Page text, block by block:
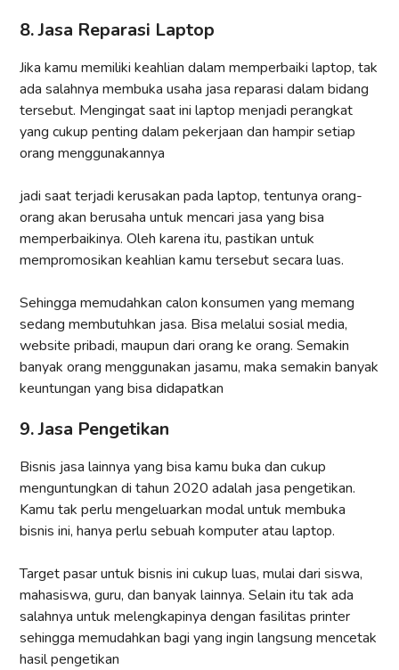
8. Jasa Reparasi Laptop
Jika kamu memiliki keahlian dalam memperbaiki laptop, tak
ada salahnya membuka usaha jasa reparasi dalam bidang
tersebut. Mengingat saat ini laptop menjadi perangkat
yang cukup penting dalam pekerjaan dan hampir setiap
orang menggunakannya
jadi saat terjadi kerusakan pada laptop, tentunya orang-
orang akan berusaha untuk mencari jasa yang bisa
memperbaikinya. Oleh karena itu, pastikan untuk
mempromosikan keahlian kamu tersebut secara luas.
Sehingga memudahkan calon konsumen yang memang
sedang membutuhkan jasa. Bisa melalui sosial media,
website pribadi, maupun dari orang ke orang. Semakin
banyak orang menggunakan jasamu, maka semakin banyak
keuntungan yang bisa didapatkan
9. Jasa Pengetikan
Bisnis jasa lainnya yang bisa kamu buka dan cukup
menguntungkan di tahun 2020 adalah jasa pengetikan.
Kamu tak perlu mengeluarkan modal untuk membuka
bisnis ini, hanya perlu sebuah komputer atau laptop.
Target pasar untuk bisnis ini cukup luas, mulai dari siswa,
mahasiswa, guru, dan banyak lainnya. Selain itu tak ada
salahnya untuk melengkapinya dengan fasilitas printer
sehingga memudahkan bagi yang ingin langsung mencetak
hasil pengetikan